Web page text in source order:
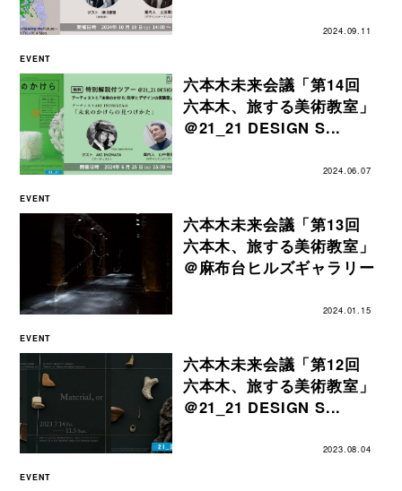
2024.09.11
EVENT
六本木未来会議「第14回
六本木、旅する美術教室」
＠21_21 DESIGN S...
2024.06.07
EVENT
六本木未来会議「第13回
六本木、旅する美術教室」
＠麻布台ヒルズギャラリー
2024.01.15
EVENT
六本木未来会議「第12回
六本木、旅する美術教室」
＠21_21 DESIGN S...
2023.08.04
EVENT